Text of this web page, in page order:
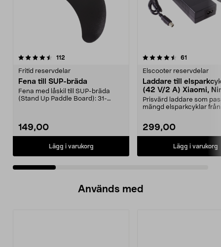
112
Fritid reservdelar
Fena till SUP-bräda
Fena med låskil till SUP-bräda
(Stand Up Paddle Board): 31-
149,00
Lägg i varukorg
4.5 av 5 stjärnor 61
Elscooter reservdelar
Laddare till
(42 V/2 A) Xiaomi,
E-Way m.fl.
Prisvärd laddare som
mängd elsparkcyklar från
299,00
Lägg i varukorg
4.5 av 5 stjärnor
Används med